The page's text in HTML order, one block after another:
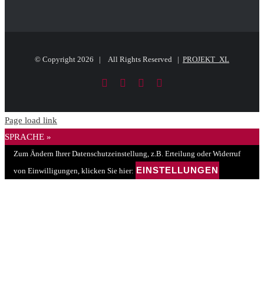
© Copyright 2026 | All Rights Reserved | PROJEKT_XL
FacebookLinkedIn
PayPal
Page load link
SPRACHE »
Zum Ändern Ihrer Datenschutzeinstellung, z.B. Erteilung oder Widerruf
von Einwilligungen, klicken Sie hier: EINSTELLUNGEN